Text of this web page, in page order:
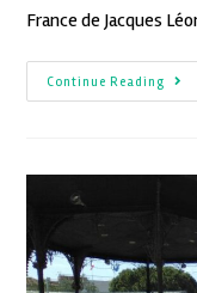
France de Jacques
Continue Reading